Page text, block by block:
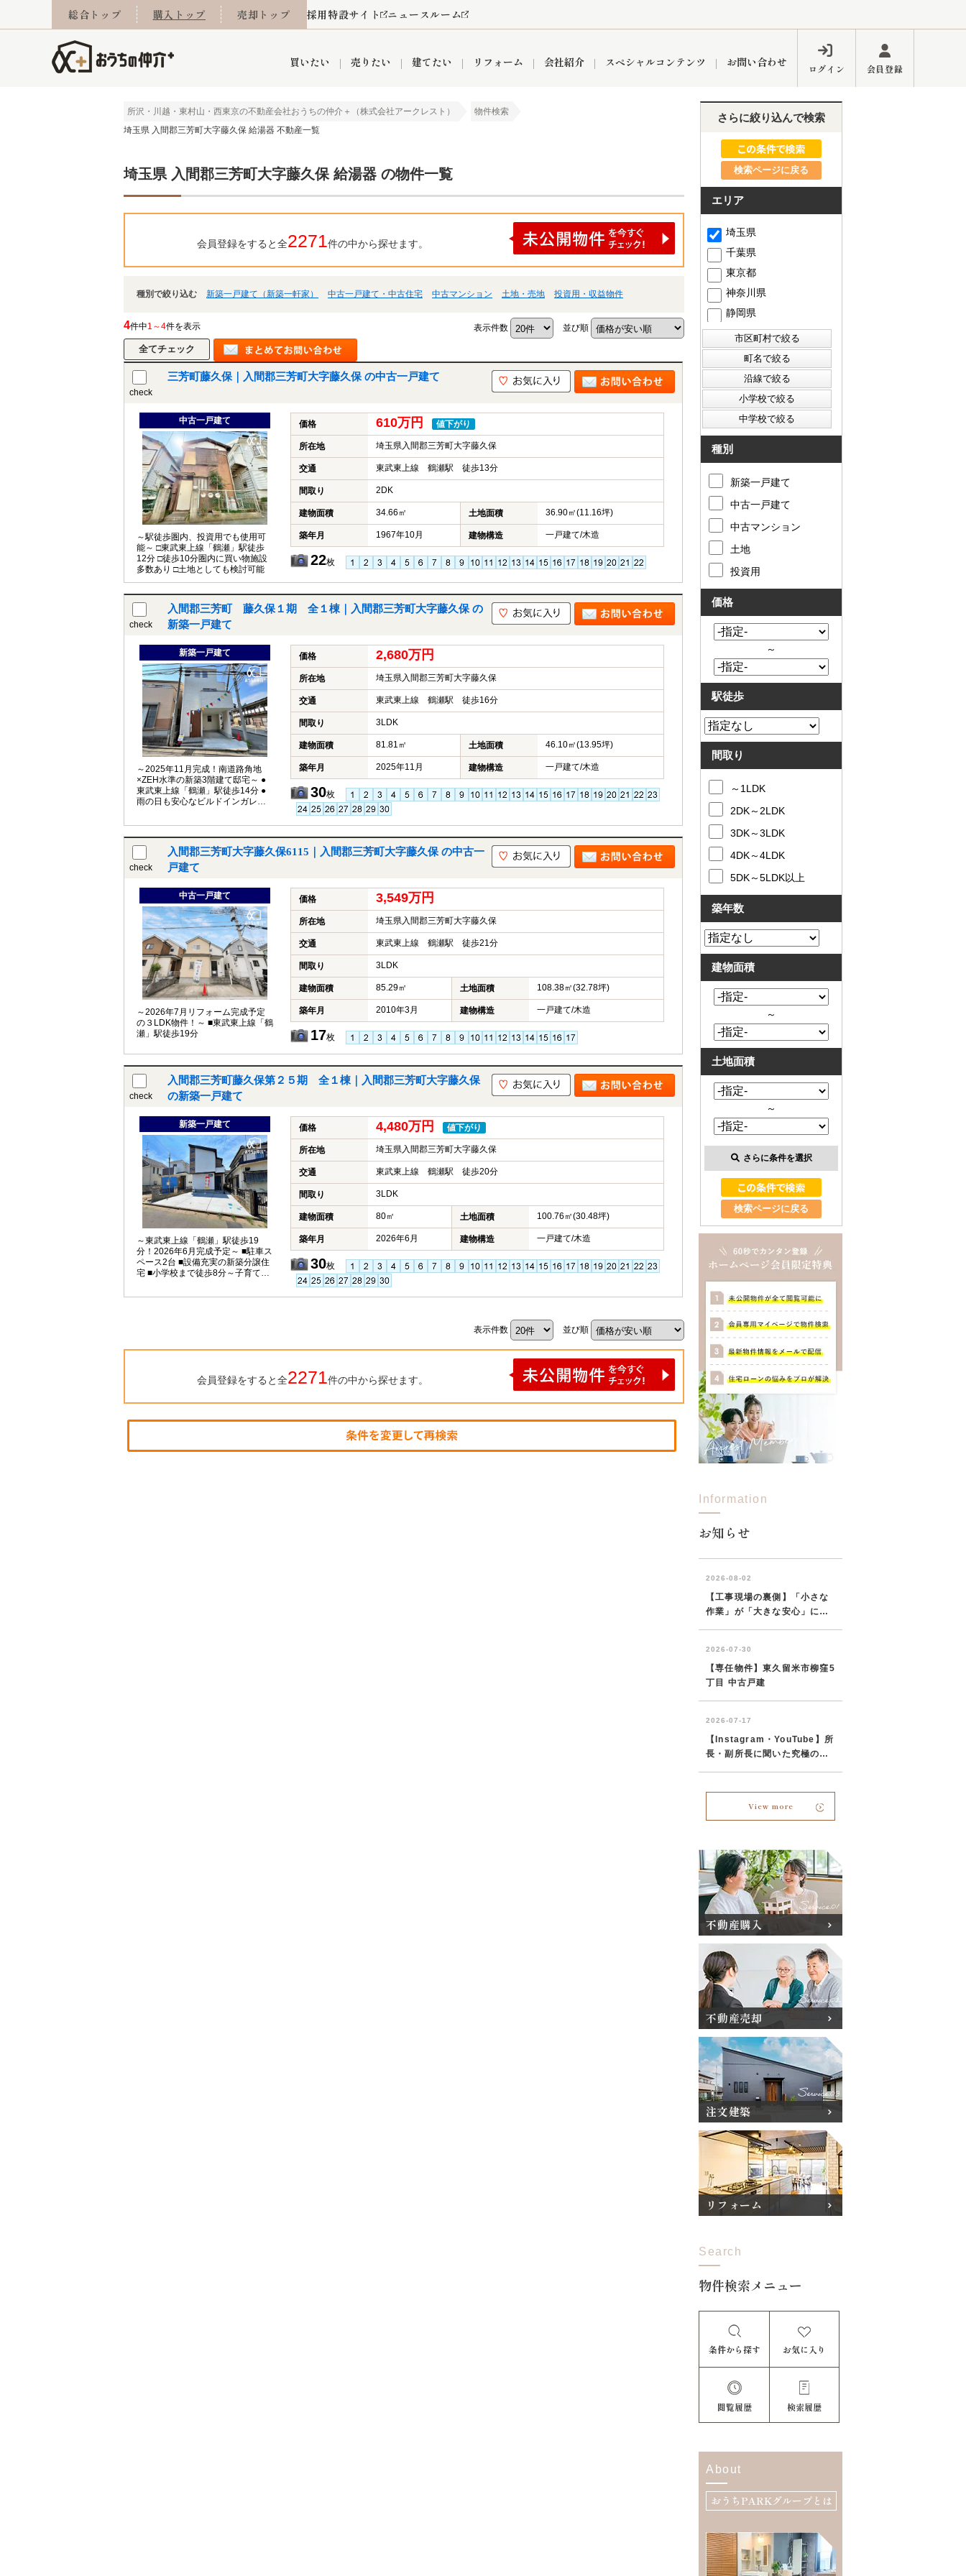
総合トップ 購入トップ 売却トップ 採用特設サイト ニュースルーム
買いたい
川越市 入間市 飯能市 狭山市 ふじみ野市 富士見市 志木市 新座市 朝霞市 西東京市 東村山市 東大和市
売りたい
練馬区
建てたい リフォーム 会社紹介
インフォメーション ブログ
秋津営業所 東久留米営業所
スペシャルコンテンツ お問い合わせ ログイン 会員登録
所沢・川越・東村山・西東京の不動産会社おうちの仲介＋（株式会社アークレスト）
物件検索
埼玉県 入間郡三芳町大字藤久保 給湯器 不動産一覧
埼玉県 入間郡三芳町大字藤久保 給湯器 の物件一覧
会員登録をすると全2271件の中から探せます。
種別で絞り込む 新築一戸建て（新築一軒家） 中古一戸建て・中古住宅 中古マンション 土地・売地 投資用・収益物件
4件中1～4件を表示 表示件数 並び順
check
三芳町藤久保｜入間郡三芳町大字藤久保 の中古一戸建て
中古一戸建て
～駅徒歩圏内、投資用でも使用可
能～ □東武東上線「鶴瀬」駅徒歩
12分 □徒歩10分圏内に買い物施設
多数あり □土地としても検討可能
価格 610万円 値下がり
所在地 埼玉県入間郡三芳町大字藤久保
交通 東武東上線 鶴瀬駅 徒歩13分
間取り 2DK
建物面積 34.66㎡ 土地面積 36.90㎡(11.16坪)
築年月 1967年10月 建物構造 一戸建て/木造
22枚
check
入間郡三芳町 藤久保１期 全１棟｜入間郡三芳町大字藤久保 の
新築一戸建て
新築一戸建て
～2025年11月完成！南道路角地
×ZEH水準の新築3階建て邸宅～ ●
東武東上線「鶴瀬」駅徒歩14分 ●
雨の日も安心なビルドインガレー
価格 2,680万円
所在地 埼玉県入間郡三芳町大字藤久保
交通 東武東上線 鶴瀬駅 徒歩16分
間取り 3LDK
建物面積 81.81㎡ 土地面積 46.10㎡(13.95坪)
築年月 2025年11月 建物構造 一戸建て/木造
30枚
check
入間郡三芳町大字藤久保6115｜入間郡三芳町大字藤久保 の中古一
戸建て
中古一戸建て
～2026年7月リフォーム完成予定
の３LDK物件！～ ■東武東上線「鶴
瀬」駅徒歩19分
価格 3,549万円
所在地 埼玉県入間郡三芳町大字藤久保
交通 東武東上線 鶴瀬駅 徒歩21分
間取り 3LDK
建物面積 85.29㎡ 土地面積 108.38㎡(32.78坪)
築年月 2010年3月 建物構造 一戸建て/木造
17枚
check
入間郡三芳町藤久保第２５期 全１棟｜入間郡三芳町大字藤久保
の新築一戸建て
新築一戸建て
～東武東上線「鶴瀬」駅徒歩19
分！2026年6月完成予定～ ■駐車ス
ペース2台 ■設備充実の新築分譲住
宅 ■小学校まで徒歩8分～子育て世
価格 4,480万円 値下がり
所在地 埼玉県入間郡三芳町大字藤久保
交通 東武東上線 鶴瀬駅 徒歩20分
間取り 3LDK
建物面積 80㎡ 土地面積 100.76㎡(30.48坪)
築年月 2026年6月 建物構造 一戸建て/木造
30枚
表示件数 並び順
会員登録をすると全2271件の中から探せます。
さらに絞り込んで検索
検索ページに戻る
エリア
埼玉県
千葉県
東京都
神奈川県
静岡県
種別
新築一戸建て
中古一戸建て
中古マンション
土地
投資用
価格
～
駅徒歩
間取り
～1LDK
2DK～2LDK
3DK～3LDK
4DK～4LDK
5DK～5LDK以上
築年数
建物面積
～
土地面積
～
さらに条件を選択
検索ページに戻る
Information
お知らせ
View more
不動産購入
不動産売却
注文建築
リフォーム
Search
物件検索メニュー
条件から探す お気に入り
閲覧履歴 検索履歴
About
おうちPARKグループとは